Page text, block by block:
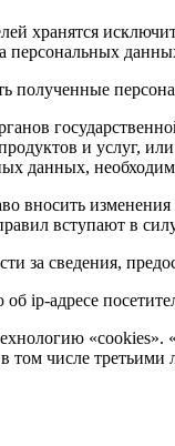
хранятся
персональных
полученные
и услуг,
данных,
вносить
вступают в
за сведения,
ip-адресе
в том числе